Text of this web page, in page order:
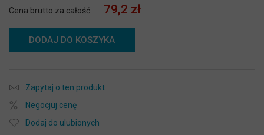
Cena brutto za całość: 79,2 zł
DODAJ DO KOSZYKA
Zapytaj o ten produkt
Negocjuj cenę
Dodaj do ulubionych